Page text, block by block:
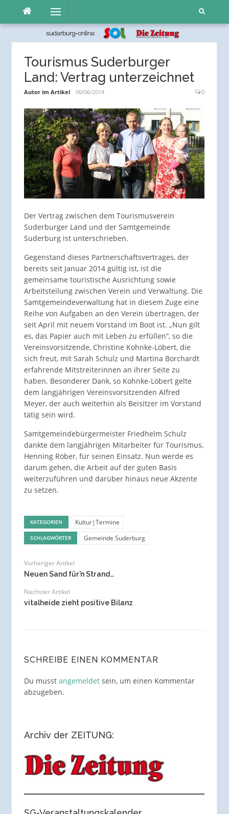
Inhalt
Menü
Tourismus Suderburger
Land: Vertrag unterzeichnet
Autor im Artikel 06/06/2014 0
Der Vertrag zwischen dem Tourismusverein
Suderburger Land und der Samtgemeinde
Suderburg ist unterschrieben.
Gegenstand dieses Partnerschaftsvertrages, der
bereits seit Januar 2014 gültig ist, ist die
gemeinsame touristische Ausrichtung sowie
Arbeitsteilung zwischen Verein und Verwaltung. Die
Samtgemeindeverwaltung hat in diesem Zuge eine
Reihe von Aufgaben an den Verein übertragen, der
seit April mit neuem Vorstand im Boot ist. „Nun gilt
es, das Papier auch mit Leben zu erfüllen“, so die
Vereinsvorsitzende, Christine Kohnke-Löbert, die
sich freut, mit Sarah Schulz und Martina Borchardt
erfahrende Mitstreiterinnen an ihrer Seite zu
haben. Besonderer Dank, so Kohnke-Löbert gelte
dem langjährigen Vereinsvorsitzenden Alfred
Meyer, der auch weiterhin als Beisitzer im Vorstand
tätig sein wird.
Samtgemeindebürgermeister Friedhelm Schulz
dankte dem langjährigen Mitarbeiter für Tourismus,
Henning Röber, für seinen Einsatz. Nun werde es
darum gehen, die Arbeit auf der guten Basis
weiterzuführen und darüber hinaus neue Akzente
zu setzen.
KATEGORIEN Kultur|Termine
SCHLAGWÖRTER Gemeinde Suderburg
Vorheriger Artikel
Neuen Sand für’n Strand…
Nächster Artikel
vitalheide zieht positive Bilanz
SCHREIBE EINEN KOMMENTAR
Du musst angemeldetsein, um einen Kommentar
abzugeben.
Archiv der ZEITUNG: